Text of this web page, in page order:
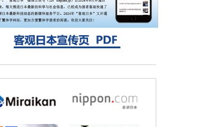
济・社会
AI法上篇】如何对“将人生交给AI”保持危机
感——中央大学平野晋教授专访